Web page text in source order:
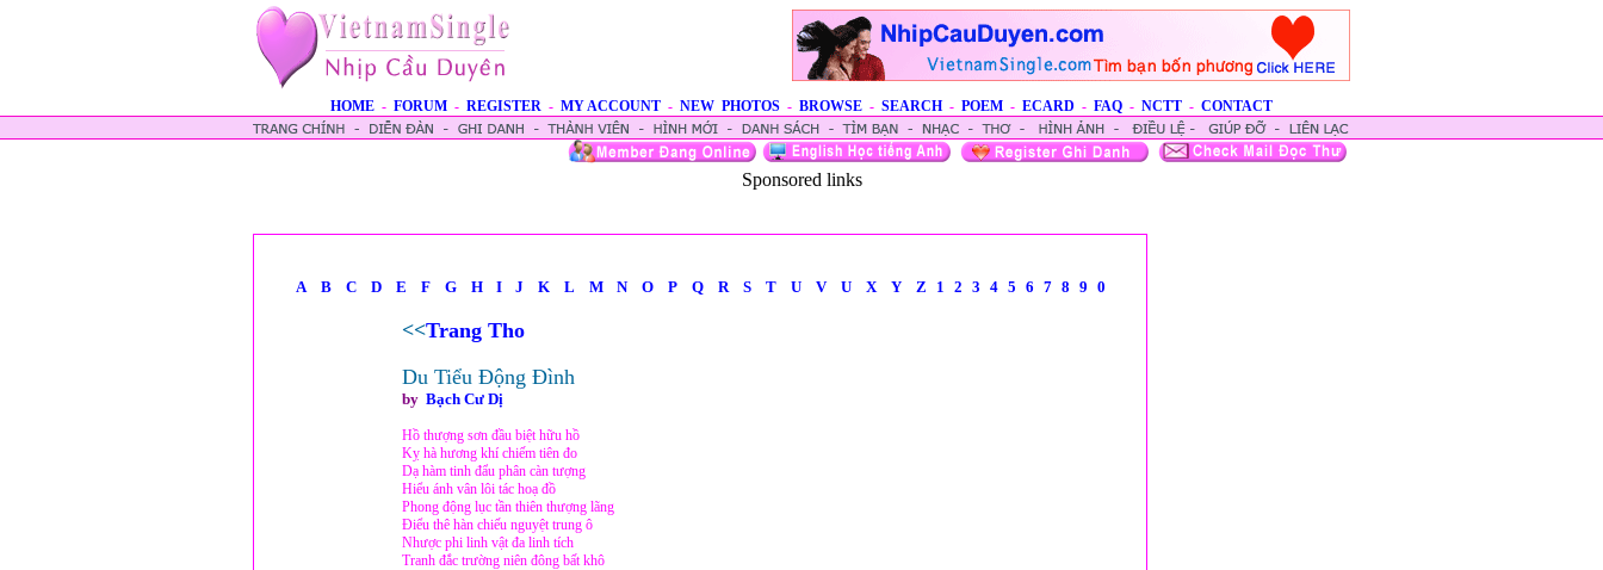
HOME - FORUM - REGISTER - MY ACCOUNT - NEW PHOTOS - BROWSE - SEARCH - POEM - ECARD - FAQ - NCTT - CONTACT
Sponsored links
A B C D E F G H I J K L M N O P Q R S T U V U X Y Z 1 2 3 4 5 6 7 8 9 0
<<Trang Tho
Du Tiểu Động Đình
by Bạch Cư Dị
Hồ thượng sơn đầu biệt hữu hồ
Kỵ hà hương khí chiếm tiên đo
Dạ hàm tinh đẩu phân càn tượng
Hiểu ánh vân lôi tác hoạ đồ
Phong động lục tần thiên thượng lãng
Điểu thê hàn chiếu nguyệt trung ô
Nhược phi linh vật đa linh tích
Tranh đắc trường niên đông bất khô